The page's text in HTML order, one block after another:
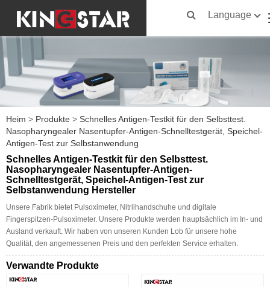
Language
Heim > Produkte > Schnelles Antigen-Testkit für den Selbsttest.
Nasopharyngealer Nasentupfer-Antigen-Schnelltestgerät, Speichel-
Antigen-Test zur Selbstanwendung
Schnelles Antigen-Testkit für den Selbsttest.
Nasopharyngealer Nasentupfer-Antigen-
Schnelltestgerät, Speichel-Antigen-Test zur
Selbstanwendung Hersteller
Unsere Fabrik bietet Pulsoximeter, Nitrilhandschuhe und digitale
Fingerspitzen-Pulsoximeter. Unsere Produkte werden hauptsächlich im In- und
Ausland verkauft. Wir haben von unseren Kunden Lob für unsere hohe
Qualität, den angemessenen Preis und den perfekten Service erhalten.
Verwandte Produkte